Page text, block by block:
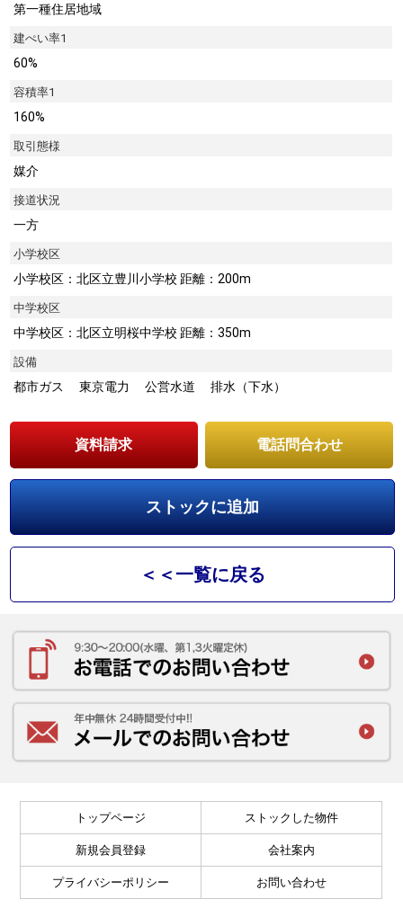
第一種住居地域
建ぺい率1
60%
容積率1
160%
取引態様
媒介
接道状況
一方
小学校区
小学校区：北区立豊川小学校 距離：200m
中学校区
中学校区：北区立明桜中学校 距離：350m
設備
都市ガス 東京電力 公営水道 排水（下水）
電話問合わせ
資料請求
ストックに追加
＜＜一覧に戻る
トップページ ストックした物件
新規会員登録 会社案内
プライバシーポリシー お問い合わせ